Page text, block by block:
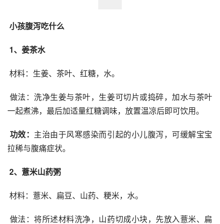
小孩腹泻吃什么
1、姜茶水
材料：生姜、茶叶、红糖，水。
一起煮沸，最后加适量红糖调味，放置温凉后即可饮用。
功效： 主治由于风寒感染而引起的小儿腹泻，可缓解宝宝
拉稀与腹痛症状。
2、薏米山药粥
材料：薏米、扁豆、山药、粳米，水。